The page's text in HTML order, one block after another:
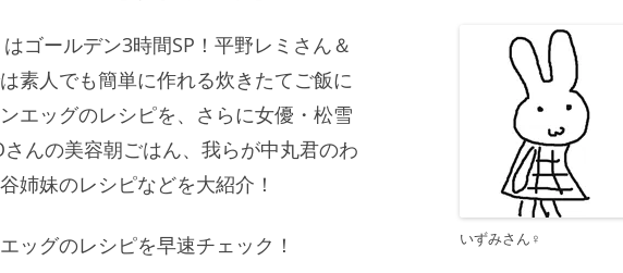
番
ゴールデン3時間SP！平野レミさん＆
素人でも簡単に作れる炊きたてご飯に
エッグのレシピを、さらに女優・松雪
んの美容朝ごはん、我らが中丸君のわ
姉妹のレシピなどを大紹介！
ッグのレシピを早速チェック！ いずみさん♀